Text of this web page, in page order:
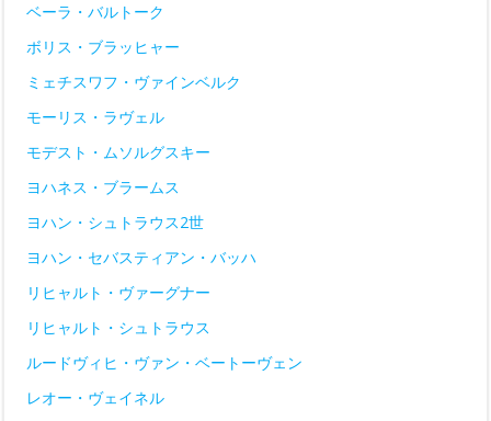
ベーラ・バルトーク
ボリス・ブラッヒャー
ミェチスワフ・ヴァインベルク
モーリス・ラヴェル
モデスト・ムソルグスキー
ヨハネス・ブラームス
ヨハン・シュトラウス2世
ヨハン・セバスティアン・バッハ
リヒャルト・ヴァーグナー
リヒャルト・シュトラウス
ルードヴィヒ・ヴァン・ベートーヴェン
レオー・ヴェイネル